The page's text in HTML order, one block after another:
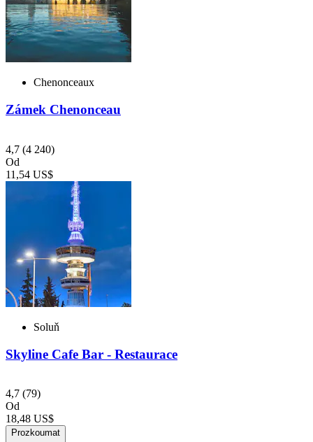
Chenonceaux
Zámek Chenonceau
4,7 (4 240)
Od
11,54 US$
Soluň
Skyline Cafe Bar - Restaurace
4,7 (79)
Od
18,48 US$
Prozkoumat